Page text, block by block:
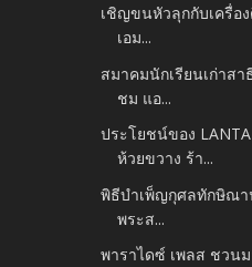
เชิญขนหัวลุกกับเครื่อ
เอม...
สมาคมนักเรียนเก่าส
ชม แอ...
ประโยชน์ของ
ห้วยขวาง ร้า...
พิธีบำเพ็ญกุศลทักษิณา
พระส...
พาราไดซ์ เพลส ชวนม